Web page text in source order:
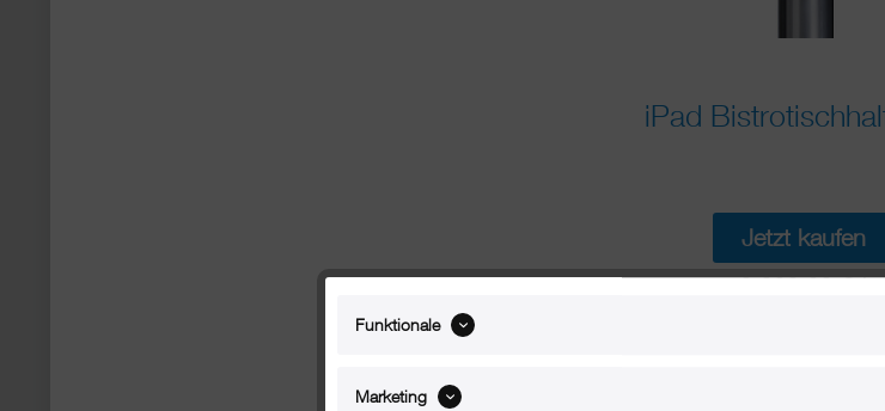
iPad
Jetzt kaufen
2.000,00 € *
Funktionale
Marketing